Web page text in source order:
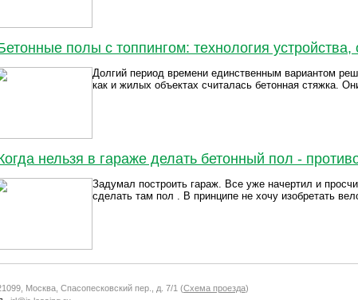
полы с топпингом: технология устройства,
Долгий период времени единственным вариантом
как и жилых объектах считалась бетонная стяжка.
нельзя в гараже делать бетонный пол -
Задумал построить гараж. Все уже начертил и
сделать там пол . В принципе не хочу изобретать
Москва, Спасопесковский пер., д. 7/1 (Схема проезда)